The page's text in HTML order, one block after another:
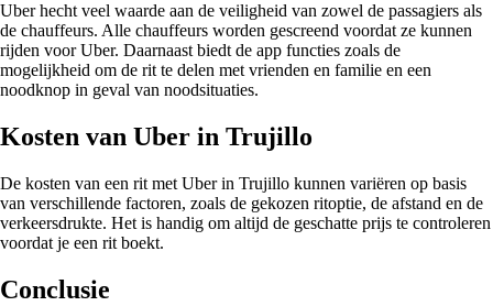
Uber hecht veel waarde aan de veiligheid van zowel de passagiers als
de chauffeurs. Alle chauffeurs worden gescreend voordat ze kunnen
rijden voor Uber. Daarnaast biedt de app functies zoals de
mogelijkheid om de rit te delen met vrienden en familie en een
noodknop in geval van noodsituaties.
Kosten van Uber in Trujillo
De kosten van een rit met Uber in Trujillo kunnen variëren op basis
van verschillende factoren, zoals de gekozen ritoptie, de afstand en de
verkeersdrukte. Het is handig om altijd de geschatte prijs te controleren
voordat je een rit boekt.
Conclusie